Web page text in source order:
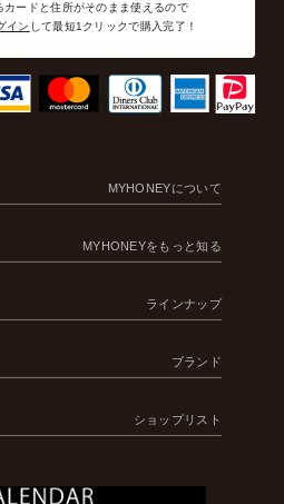
ードと住所がそのまま使えるので
イン して最短1クリックで購入完了！
MYHONEYについて
MYHONEYをもっと知る
ラインナップ
ブランド
ショップリスト